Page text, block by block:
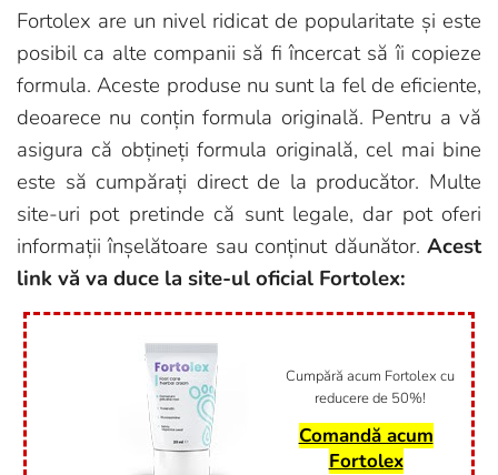
Fortolex are un nivel ridicat de popularitate și este
posibil ca alte companii să fi încercat să îi copieze
formula. Aceste produse nu sunt la fel de eficiente,
deoarece nu conțin formula originală. Pentru a vă
asigura că obțineți formula originală, cel mai bine
este să cumpărați direct de la producător. Multe
site-uri pot pretinde că sunt legale, dar pot oferi
informații înșelătoare sau conținut dăunător. Acest
link vă va duce la site-ul oficial Fortolex:
Cumpără acum Fortolex cu
reducere de 50%!
Comandă acum
Fortolex